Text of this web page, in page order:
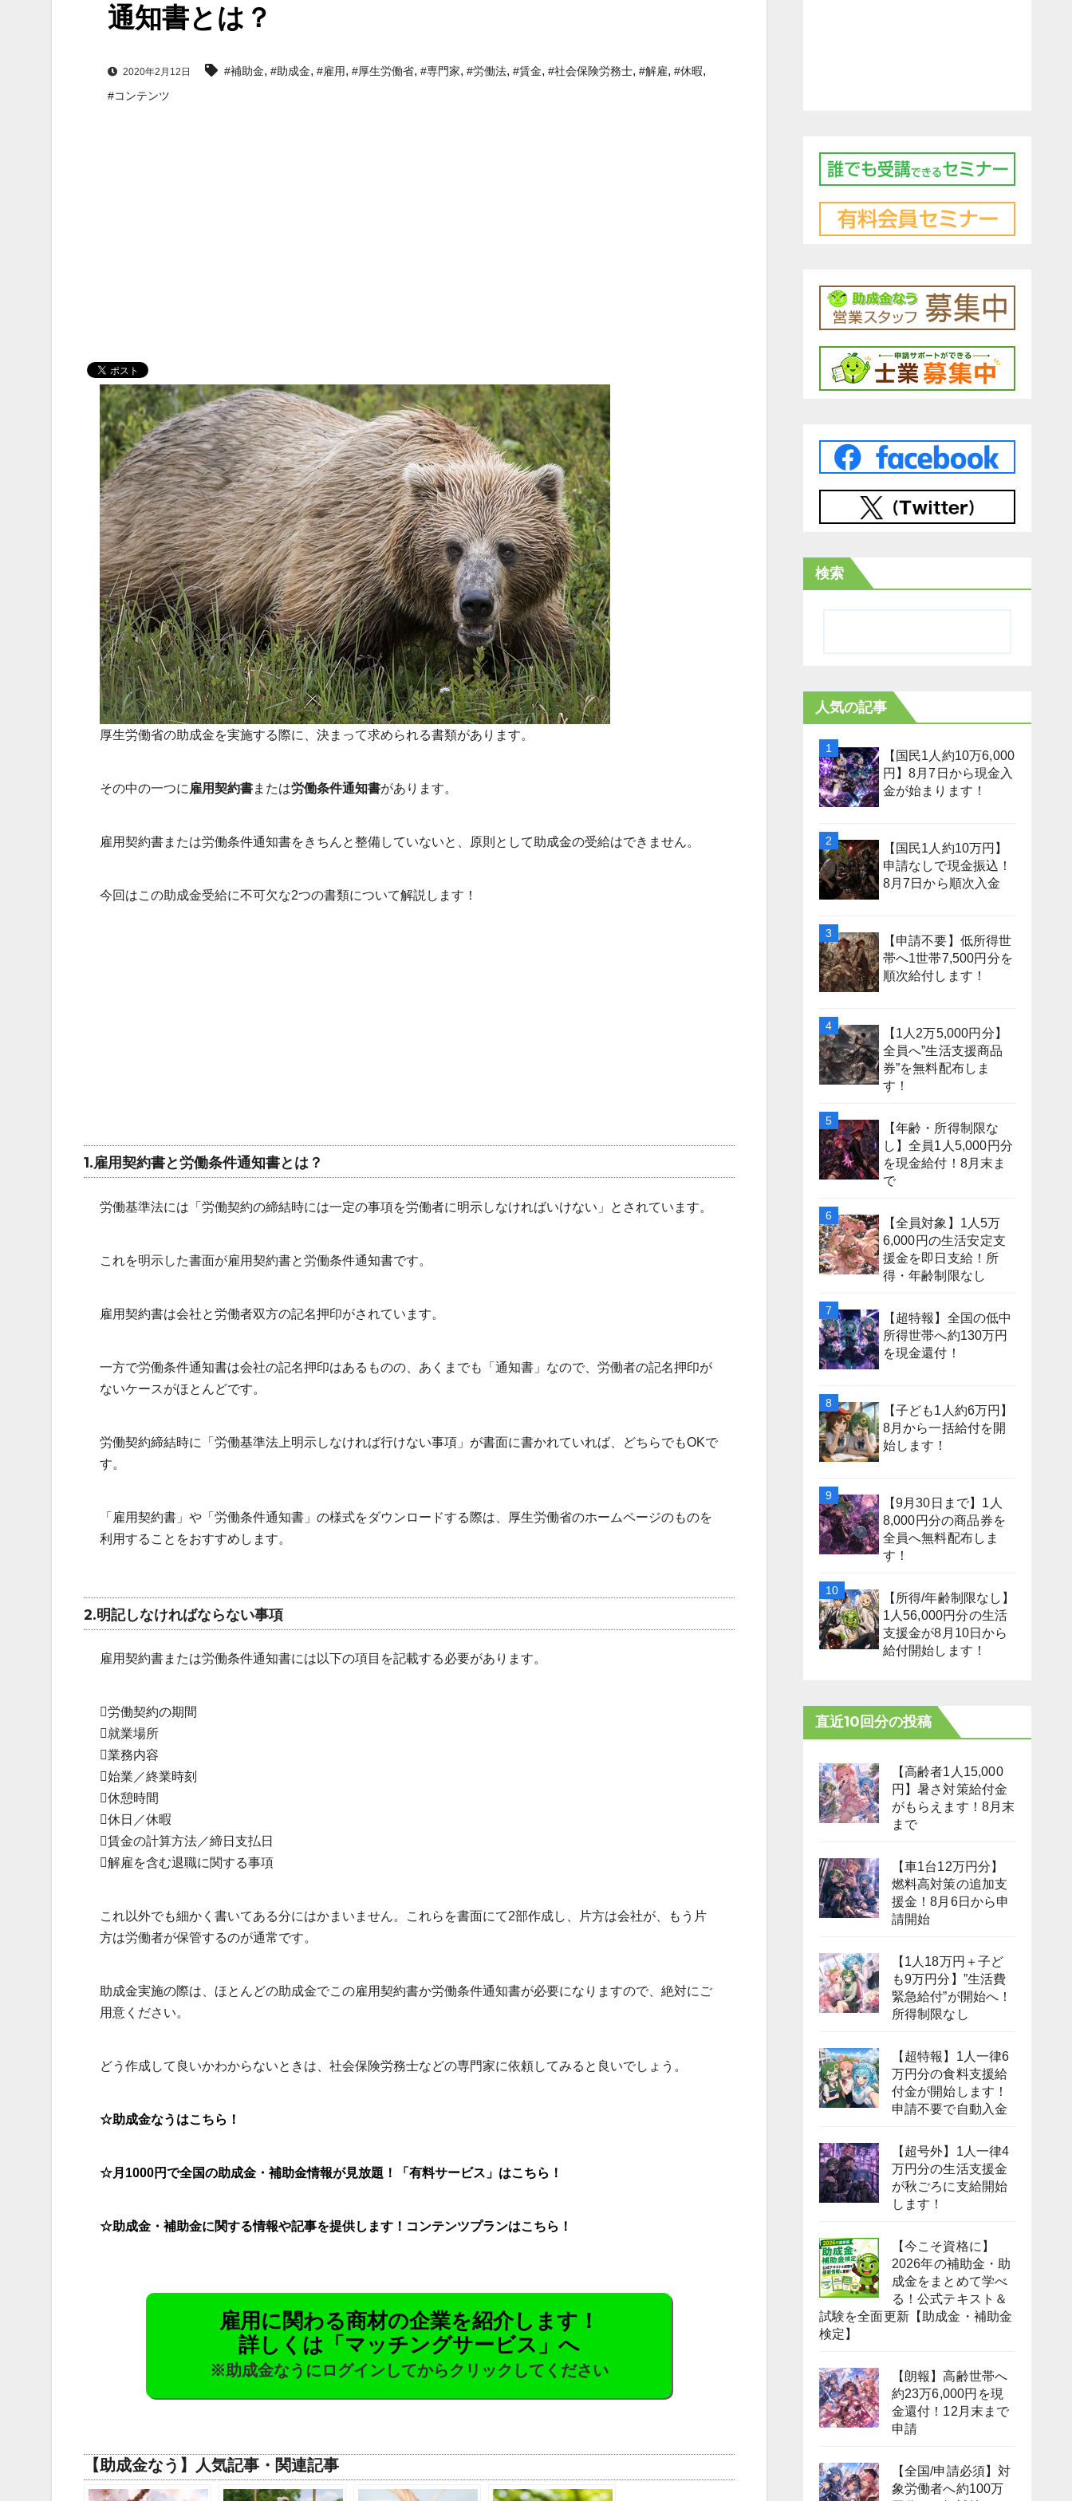
通知書とは？
2020年2月12日 #補助金, #助成金, #雇用, #厚生労働省, #専門家, #労働法, #賃金, #社会保険労務士, #解雇, #休暇,
#コンテンツ
厚生労働省の助成金を実施する際に、決まって求められる書類があります。
その中の一つに 雇用契約書または労働条件通知書があります。
雇用契約書または労働条件通知書をきちんと整備していないと、原則として助成金の受給はできません。
今回はこの助成金受給に不可欠な2つの書類について解説します！
1.雇用契約書と労働条件通知書とは？
労働基準法には「労働契約の締結時には一定の事項を労働者に明示しなければいけない」とされています。
これを明示した書面が雇用契約書と労働条件通知書です。
雇用契約書は会社と労働者双方の記名押印がされています。
一方で労働条件通知書は会社の記名押印はあるものの、あくまでも「通知書」なので、労働者の記名押印が
ないケースがほとんどです。
労働契約締結時に「労働基準法上明示しなければ行けない事項」が書面に書かれていれば、どちらでもOKで
す。
「雇用契約書」や「労働条件通知書」の様式をダウンロードする際は、厚生労働省のホームページのものを
利用することをおすすめします。
2.明記しなければならない事項
雇用契約書または労働条件通知書には以下の項目を記載する必要があります。
労働契約の期間
就業場所
業務内容
始業／終業時刻
休憩時間
休日／休暇
賃金の計算方法／締日支払日
解雇を含む退職に関する事項
これ以外でも細かく書いてある分にはかまいません。これらを書面にて2部作成し、片方は会社が、もう片
方は労働者が保管するのが通常です。
助成金実施の際は、ほとんどの助成金でこの雇用契約書か労働条件通知書が必要になりますので、絶対にご
用意ください。
どう作成して良いかわからないときは、社会保険労務士などの専門家に依頼してみると良いでしょう。
☆助成金なうはこちら！
☆月1000円で全国の助成金・補助金情報が見放題！「有料サービス」はこちら！
☆助成金・補助金に関する情報や記事を提供します！コンテンツプランはこちら！
雇用に関わる商材の企業を紹介します！
詳しくは「マッチングサービス」へ
※助成金なうにログインしてからクリックしてください
【助成金なう】人気記事・関連記事
検索
人気の記事
【国民1人約10万6,000
円】8月7日から現金入
金が始まります！
【国民1人約10万円】
申請なしで現金振込！
8月7日から順次入金
【申請不要】低所得世
帯へ1世帯7,500円分を
順次給付します！
【1人2万5,000円分】
全員へ”生活支援商品
券”を無料配布しま
す！
【年齢・所得制限な
し】全員1人5,000円分
を現金給付！8月末ま
で
【全員対象】1人5万
6,000円の生活安定支
援金を即日支給！所
得・年齢制限なし
【超特報】全国の低中
所得世帯へ約130万円
を現金還付！
【子ども1人約6万円】
8月から一括給付を開
始します！
【9月30日まで】1人
8,000円分の商品券を
全員へ無料配布しま
す！
【所得/年齢制限なし】
1人56,000円分の生活
支援金が8月10日から
給付開始します！
直近10回分の投稿
【高齢者1人15,000
円】暑さ対策給付金
がもらえます！8月末
まで
【車1台12万円分】
燃料高対策の追加支
援金！8月6日から申
請開始
【1人18万円＋子ど
も9万円分】”生活費
緊急給付”が開始へ！
所得制限なし
【超特報】1人一律6
万円分の食料支援給
付金が開始します！
申請不要で自動入金
【超号外】1人一律4
万円分の生活支援金
が秋ごろに支給開始
します！
【今こそ資格に】
2026年の補助金・助
成金をまとめて学べ
る！公式テキスト＆
試験を全面更新【助成金・補助金
検定】
【朗報】高齢世帯へ
約23万6,000円を現
金還付！12月末まで
申請
【全国/申請必須】対
象労働者へ約100万